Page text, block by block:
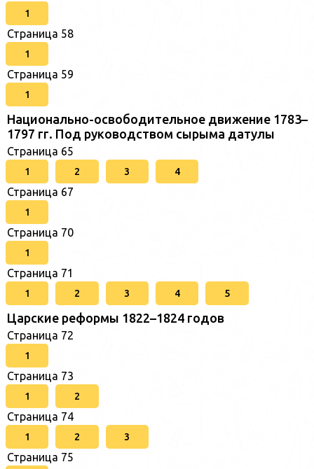
1
Страница 58
1
Страница 59
1
Национально-освободительное движение 1783–
1797 гг. Под руководством сырыма датулы
Страница 65
1 2 3 4
Страница 67
1
Страница 70
1
Страница 71
1 2 3 4 5
Царские реформы 1822–1824 годов
Страница 72
1
Страница 73
1 2
Страница 74
1 2 3
Страница 75